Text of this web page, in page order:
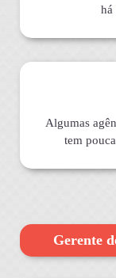
há
Algumas
tem
Gerente